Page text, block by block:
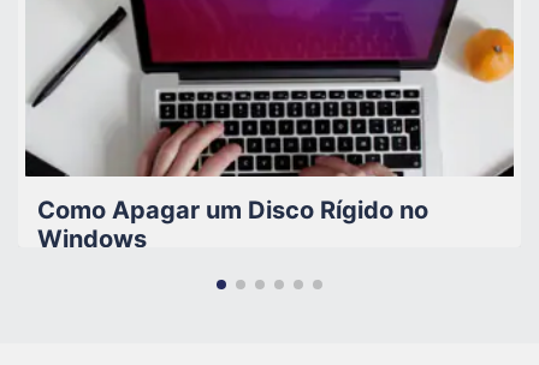
Como Apagar um Disco Rígido no
Windows